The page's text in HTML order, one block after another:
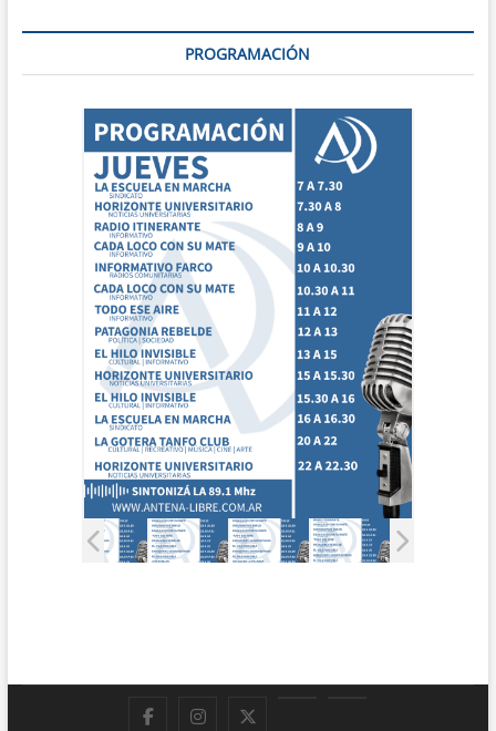
PROGRAMACIÓN
FacebookInstagram